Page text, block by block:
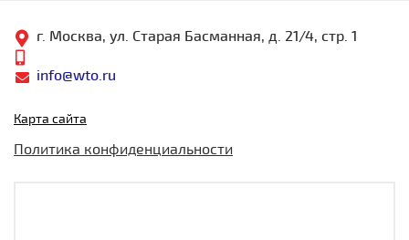
г. Москва, ул. Старая Басманная, д. 21/4, стр. 1
info@wto.ru
Карта сайта
Политика конфиденциальности